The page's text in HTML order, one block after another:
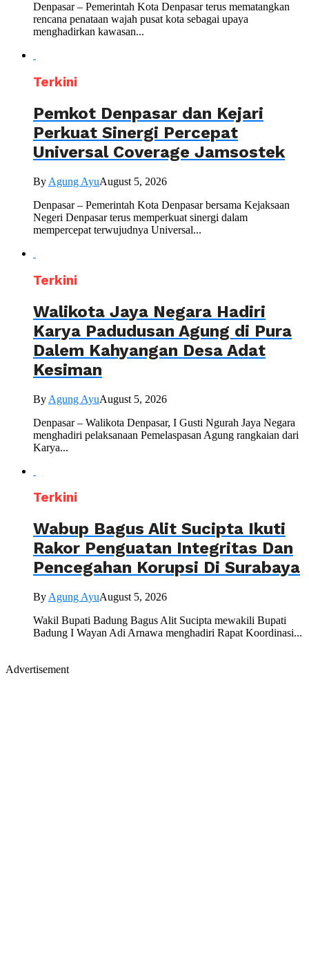
Denpasar – Pemerintah Kota Denpasar terus mematangkan
rencana penataan wajah pusat kota sebagai upaya
menghadirkan kawasan...
Terkini
Pemkot Denpasar dan Kejari
Perkuat Sinergi Percepat
Universal Coverage Jamsostek
By Agung AyuAugust 5, 2026
Denpasar – Pemerintah Kota Denpasar bersama Kejaksaan
Negeri Denpasar terus memperkuat sinergi dalam
mempercepat terwujudnya Universal...
Terkini
Walikota Jaya Negara Hadiri
Karya Padudusan Agung di Pura
Dalem Kahyangan Desa Adat
Kesiman
By Agung AyuAugust 5, 2026
Denpasar – Walikota Denpasar, I Gusti Ngurah Jaya Negara
menghadiri pelaksanaan Pemelaspasan Agung rangkaian dari
Karya...
Terkini
Wabup Bagus Alit Sucipta Ikuti
Rakor Penguatan Integritas Dan
Pencegahan Korupsi Di Surabaya
By Agung AyuAugust 5, 2026
Wakil Bupati Badung Bagus Alit Sucipta mewakili Bupati
Badung I Wayan Adi Arnawa menghadiri Rapat Koordinasi...
Advertisement